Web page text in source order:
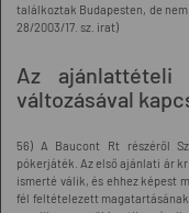
találkoztak Budapesten, de
28/2003/17. sz. irat)
Az ajánlattételi
változásával
56) A Baucont Rt részéről
pókerjáték. Az első ajánlati ár
ismerté válik, és ehhez képest
fél feltételezett